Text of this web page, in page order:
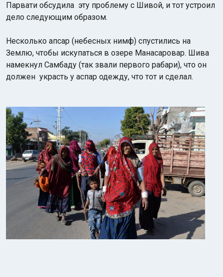
Парвати обсудила эту проблему с Шивой, и тот устроил
дело следующим образом.
Несколько апсар (небесных нимф) спустились на
Землю, чтобы искупаться в озере Манасаровар. Шива
намекнул Самбаду (так звали первого рабари), что он
должен украсть у аспар одежду, что тот и сделал.